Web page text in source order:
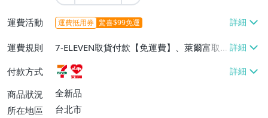
運費活動 運費抵用券 驚喜$99免運
運費規則
7-ELEVEN取貨付款【免運費】、萊爾富取
貨付款【免運費】
付款方式
商品狀況
全新品
所在地區
台北市